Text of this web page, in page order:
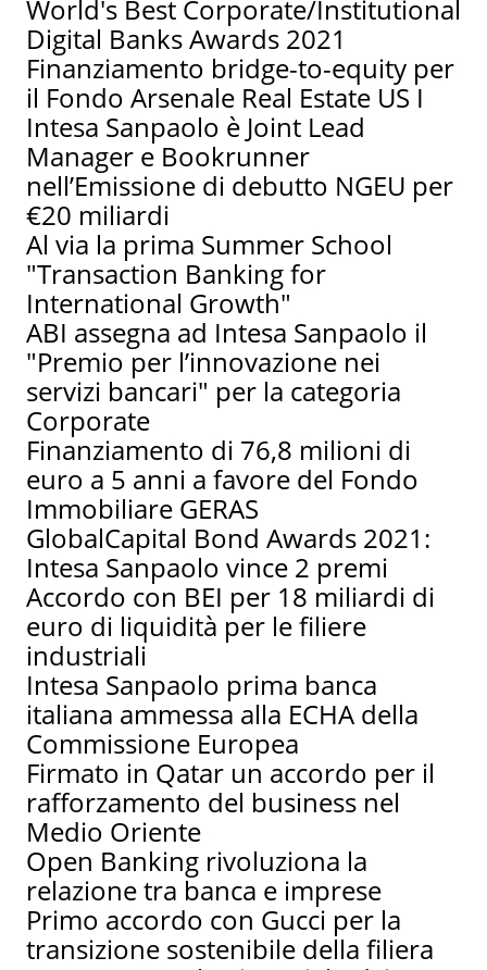
World's Best Corporate/Institutional
Digital Banks Awards 2021
Finanziamento bridge-to-equity per
il Fondo Arsenale Real Estate US I
Intesa Sanpaolo è Joint Lead
Manager e Bookrunner
nell’Emissione di debutto NGEU per
€20 miliardi
Al via la prima Summer School
"Transaction Banking for
International Growth"
ABI assegna ad Intesa Sanpaolo il
"Premio per l’innovazione nei
servizi bancari" per la categoria
Corporate
Finanziamento di 76,8 milioni di
euro a 5 anni a favore del Fondo
Immobiliare GERAS
GlobalCapital Bond Awards 2021:
Intesa Sanpaolo vince 2 premi
Accordo con BEI per 18 miliardi di
euro di liquidità per le filiere
industriali
Intesa Sanpaolo prima banca
italiana ammessa alla ECHA della
Commissione Europea
Firmato in Qatar un accordo per il
rafforzamento del business nel
Medio Oriente
Open Banking rivoluziona la
relazione tra banca e imprese
Primo accordo con Gucci per la
transizione sostenibile della filiera